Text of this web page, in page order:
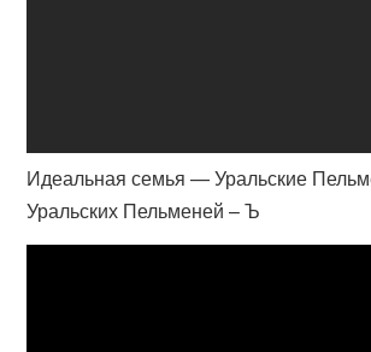
Идеальная семья — Уральские
Уральских Пельменей – Ъ